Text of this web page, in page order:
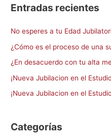
c
p
o
r
:
Entradas recientes
No esperes a tu Edad
¿Cómo es el proceso de una
¿En desacuerdo con tu alta
¡Nueva Jubilacion en el
¡Nueva Jubilacion en el
Categorías